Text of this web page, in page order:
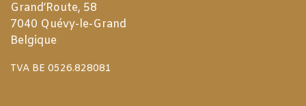
Grand’Route, 58
7040 Quévy-le-Grand
Belgique
TVA BE 0526.828081